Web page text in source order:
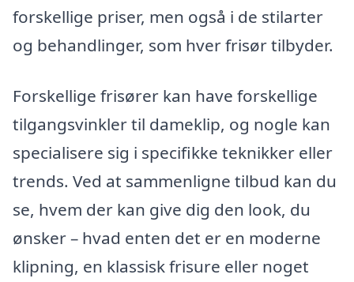
forskellige priser, men også i de stilarter
og behandlinger, som hver frisør tilbyder.
Forskellige frisører kan have forskellige
tilgangsvinkler til dameklip, og nogle kan
specialisere sig i specifikke teknikker eller
trends. Ved at sammenligne tilbud kan du
se, hvem der kan give dig den look, du
ønsker – hvad enten det er en moderne
klipning, en klassisk frisure eller noget